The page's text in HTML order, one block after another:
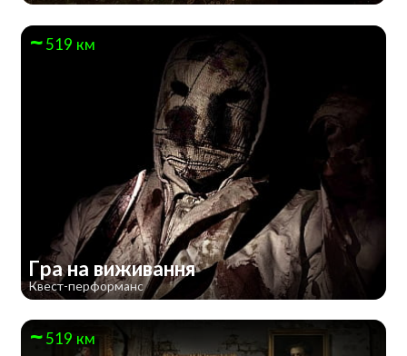
519 км
Гра на виживання
Квест-перформанс
519 км